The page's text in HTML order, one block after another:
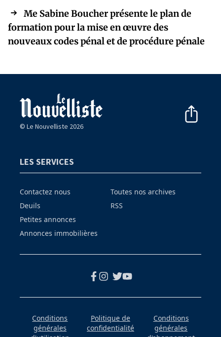
Me Sabine Boucher présente le plan de
formation pour la mise en œuvre des
nouveaux codes pénal et de procédure pénale
© Le Nouvelliste 2026
LES SERVICES
Contactez nous
Deuils
Petites annonces
Annonces immobilières
Toutes nos archives
RSS
Conditions
générales
Politique de
confidentialité
Conditions
générales